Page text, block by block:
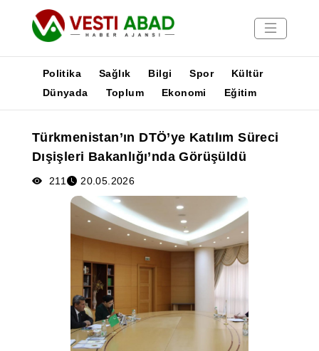
Yayınlar
Medya
Poster
Politika Sağlık Bilgi Spor
Kültür
Dünyada
Toplum Ekonomi Eğitim
Türkmenistan’ın DTÖ’ye Katılım Süreci
Dışişleri Bakanlığı’nda Görüşüldü
211 20.05.2026